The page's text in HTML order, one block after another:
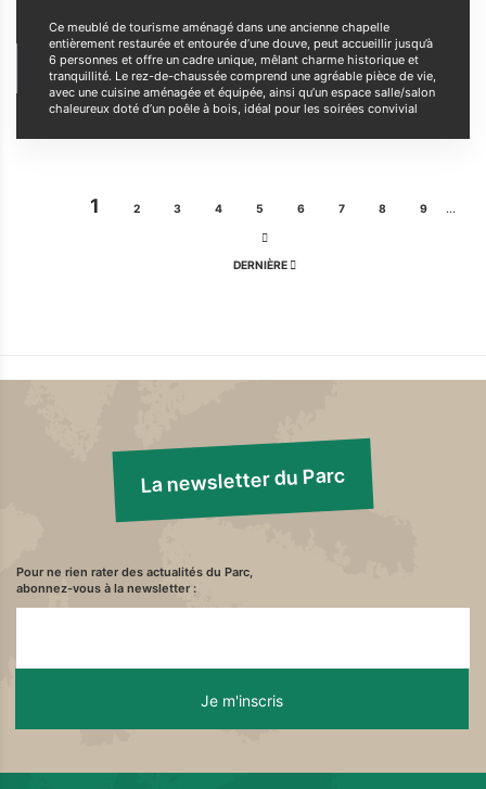
Ce meublé de tourisme aménagé dans une ancienne chapelle
entièrement restaurée et entourée d’une douve, peut accueillir jusqu’à
6 personnes et offre un cadre unique, mêlant charme historique et
tranquillité. Le rez-de-chaussée comprend une agréable pièce de vie,
avec une cuisine aménagée et équipée, ainsi qu’un espace salle/salon
chaleureux doté d’un poêle à bois, idéal pour les soirées convivial
PaginationPAGE
1 PAGE
2 PAGE
3 PAGE
4 PAGE
5 PAGE
6 PAGE
7 PAGE
8 PAGE
9 …
DERNIÈRE
DERNIÈRE
La newsletter du Parc
Pour ne rien rater des actualités du Parc,
abonnez-vous à la newsletter :